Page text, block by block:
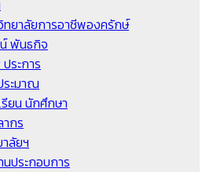
าลัยการอาชีพองครักษ์
พันธกิจ
ระการ
ะมาณ
ยน นักศึกษา
กร
ลัยฯ
ประกอบการ